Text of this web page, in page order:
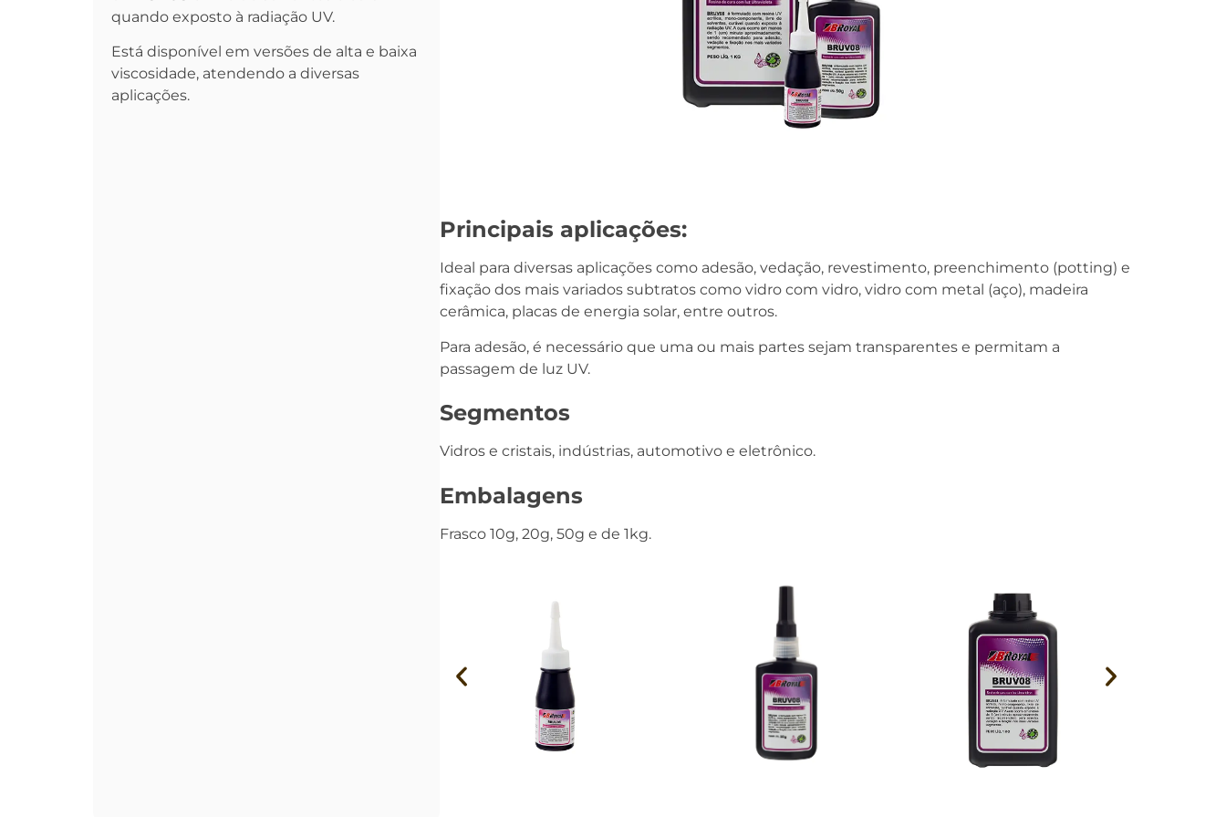
quando exposto à radiação UV.
Está disponível em versões de alta e baixa
viscosidade, atendendo a diversas
aplicações.
Principais aplicações:
Ideal para diversas aplicações como adesão, vedação, revestimento, preenchimento (potting) e
fixação dos mais variados subtratos como vidro com vidro, vidro com metal (aço), madeira
cerâmica, placas de energia solar, entre outros.
Para adesão, é necessário que uma ou mais partes sejam transparentes e permitam a
passagem de luz UV.
Segmentos
Vidros e cristais, indústrias, automotivo e eletrônico.
Embalagens
Frasco 10g, 20g, 50g e de 1kg.